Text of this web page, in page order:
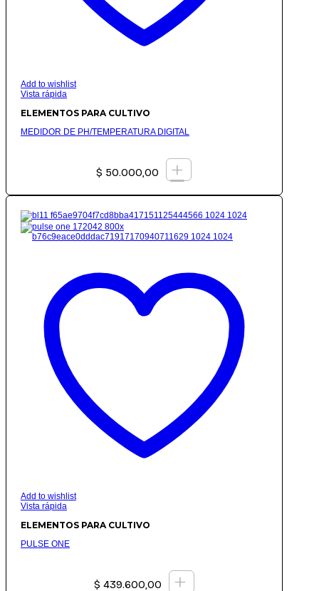
Add to wishlist
Vista rápida
ELEMENTOS PARA CULTIVO
MEDIDOR DE PH/TEMPERATURA DIGITAL
$ 50.000,00 +
Add to wishlist
Vista rápida
ELEMENTOS PARA CULTIVO
PULSE ONE
$ 439.600,00 +